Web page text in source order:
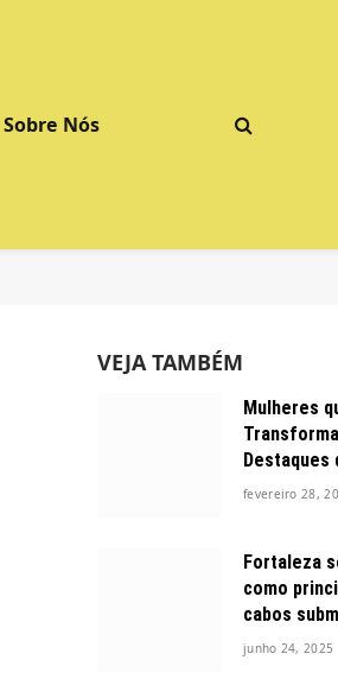
Sobre Nós
VEJA TAMBÉM
Mulheres
Destaques
Forbes
fevereiro 28,
Fortaleza
como
cabos
conectam
junho 24, 2025